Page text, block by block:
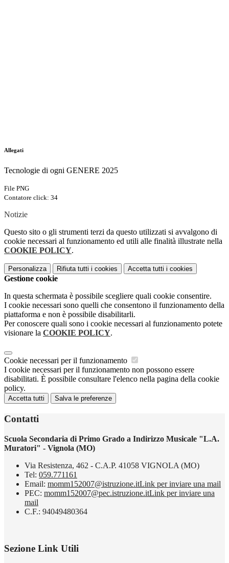
Allegati
Tecnologie di ogni GENERE 2025
File PNG
Contatore click: 34
Notizie
Questo sito o gli strumenti terzi da questo utilizzati si avvalgono di
cookie necessari al funzionamento ed utili alle finalità illustrate nella
COOKIE POLICY.
Personalizza Rifiuta tutti i cookies Accetta tutti i cookies
Gestione cookie
In questa schermata è possibile scegliere quali cookie consentire.
I cookie necessari sono quelli che consentono il funzionamento della
piattaforma e non è possibile disabilitarli.
Per conoscere quali sono i cookie necessari al funzionamento potete
visionare la COOKIE POLICY.
Cookie necessari per il funzionamento
I cookie necessari per il funzionamento non possono essere
disabilitati. È possibile consultare l'elenco nella pagina della cookie
policy.
Accetta tutti Salva le preferenze
Contatti
Scuola Secondaria di Primo Grado a Indirizzo Musicale "L.A.
Muratori" - Vignola (MO)
Via Resistenza, 462 - C.A.P. 41058 VIGNOLA (MO)
Tel: 059.771161
Email: momm152007@istruzione.itLink per inviare una mail
PEC: momm152007@pec.istruzione.itLink per inviare una
mail
C.F.: 94049480364
Sezione Link Utili